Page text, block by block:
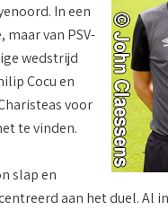
In een
maar van PSV-
wedstrijd
Cocu en
voor
te vinden.
slap en
aan het duel. Al